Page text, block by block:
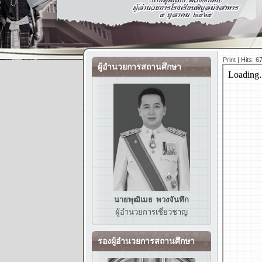
ผู้อำนวยการสถานศึกษา
นายพุฒิเมธ พวงจันทึก
ผู้อำนวยการเชี่ยวชาญ
รองผู้อำนวยการสถานศึกษา
Print | Hits: